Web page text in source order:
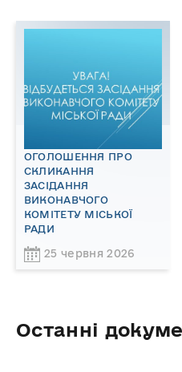
ОГОЛОШЕННЯ ПРО
СКЛИКАННЯ
ЗАСІДАННЯ
ВИКОНАВЧОГО
КОМІТЕТУ МІСЬКОЇ
РАДИ
25 червня 2026
Останні